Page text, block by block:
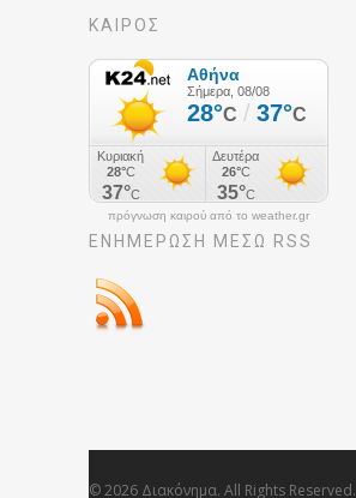
ΚΑΙΡΟΣ
πρόγνωση καιρού από το weather.gr
ΕΝΗΜΈΡΩΣΉ ΜΕΣΩ RSS
© 2026 Διακόνημα. All Rights Reserved.